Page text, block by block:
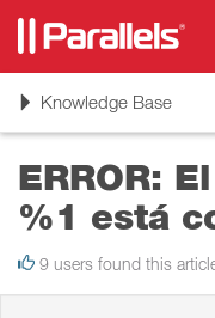
ToggleKnowledge Base
ERROR:
%1 está
9 users found this